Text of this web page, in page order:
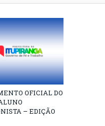
OFICIAL DO
– EDIÇÃO